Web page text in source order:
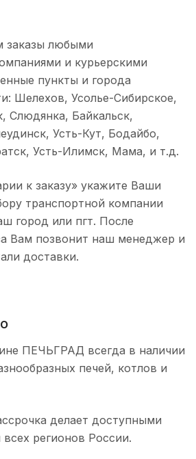
заказы любыми
и курьерскими
пункты и города
Шелехов, Усолье-Сибирское,
Слюдянка, Байкальск,
Усть-Кут, Бодайбо,
Усть-Илимск, Мама, и т.д.
к заказу» укажите Ваши
транспортной компании
город или пгт. После
Вам позвонит наш менеджер и
доставки.
ПЕЧЬГРАД всегда в наличии
печей, котлов и
делает доступными
регионов России.